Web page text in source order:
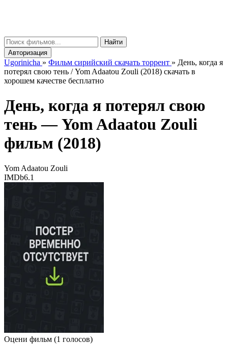
Найти
Авторизация
Ugorinicha » Фильм сирийский скачать торрент » День, когда я
потерял свою тень / Yom Adaatou Zouli (2018) скачать в
хорошем качестве бесплатно
День, когда я потерял свою
тень —Yom Adaatou Zouli
фильм (2018)
Yom Adaatou Zouli
IMDb6.1
Оцени фильм (1 голосов)